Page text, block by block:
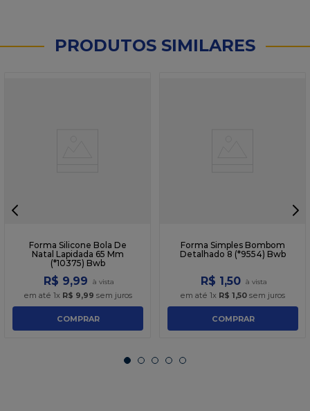
PRODUTOS SIMILARES
Forma Silicone Bola De
Natal Lapidada 65 Mm
(*10375) Bwb
R$ 9,99
em até 1x R$ 9,99 sem juros
COMPRAR
Forma Simples Bombom
Detalhado 8 (*9554) Bwb
R$ 1 ,50
em até 1x R$ 1,50 sem juros
COMPRAR